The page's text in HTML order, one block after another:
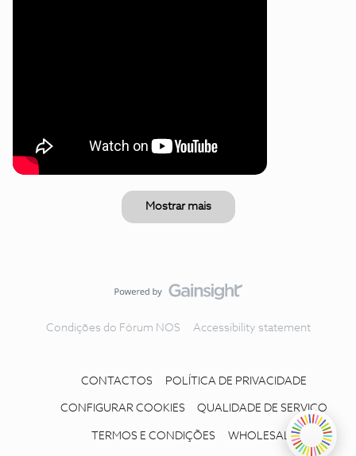
Mostrar mais
Condições do Fórum NOS Accessibility statement
CONTACTOS POLÍTICA DE PRIVACIDADE
CONFIGURAR COOKIES QUALIDADE DE SERVIÇO
TERMOS E CONDIÇÕES WHOLESALE